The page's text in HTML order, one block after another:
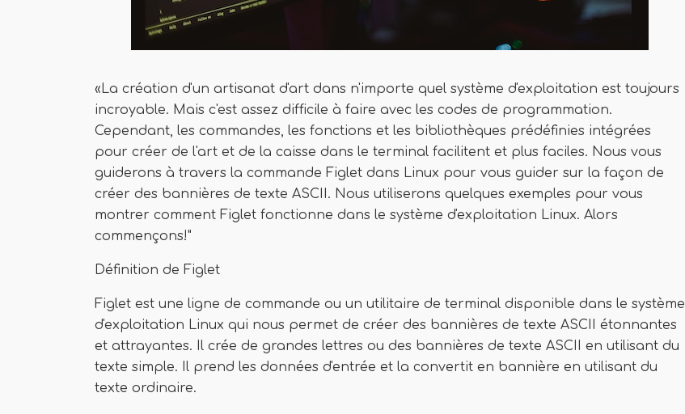
«La création d'un artisanat d'art dans n'importe quel système d'exploitation est toujours
incroyable. Mais c'est assez difficile à faire avec les codes de programmation.
Cependant, les commandes, les fonctions et les bibliothèques prédéfinies intégrées
pour créer de l'art et de la caisse dans le terminal facilitent et plus faciles. Nous vous
guiderons à travers la commande Figlet dans Linux pour vous guider sur la façon de
créer des bannières de texte ASCII. Nous utiliserons quelques exemples pour vous
montrer comment Figlet fonctionne dans le système d'exploitation Linux. Alors
commençons!"
Définition de Figlet
Figlet est une ligne de commande ou un utilitaire de terminal disponible dans le système
d'exploitation Linux qui nous permet de créer des bannières de texte ASCII étonnantes
et attrayantes. Il crée de grandes lettres ou des bannières de texte ASCII en utilisant du
texte simple. Il prend les données d'entrée et la convertit en bannière en utilisant du
texte ordinaire.